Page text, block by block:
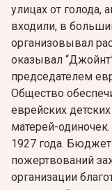
улицах от голода,
входили, в
организовывал
оказывал
председателем
Общество
еврейских
матерей-
1927 года. Бюджет
пожертвований
организации